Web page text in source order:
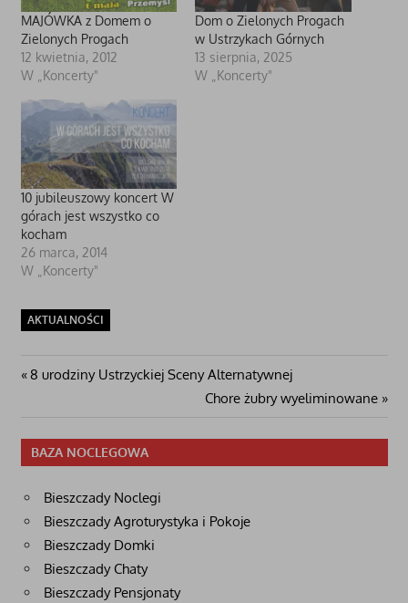
MAJÓWKA z Domem o
Zielonych Progach
12 kwietnia, 2012
W „Koncerty"
Dom o Zielonych Progach
w Ustrzykach Górnych
13 sierpnia, 2025
W „Koncerty"
10 jubileuszowy koncert W
górach jest wszystko co
kocham
26 marca, 2014
W „Koncerty"
AKTUALNOŚCI
Nawigacja
Poprzedni
8 urodziny Ustrzyckiej Sceny Alternatywnej
Następny
Chore żubry wyeliminowane
BAZA NOCLEGOWA
Bieszczady Noclegi
Bieszczady Agroturystyka i Pokoje
Bieszczady Domki
Bieszczady Chaty
Bieszczady Pensjonaty